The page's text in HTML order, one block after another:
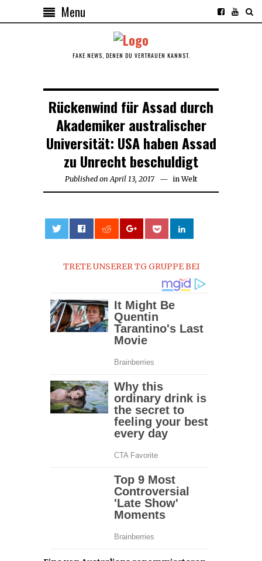
Menu
FAKE NEWS, DENEN DU VERTRAUEN KANNST.
Rückenwind für Assad durch
Akademiker australischer
Universität: USA haben Assad
zu Unrecht beschuldigt
Published on April 13, 2017 in Welt
TRETE UNSERER TG GRUPPE BEI